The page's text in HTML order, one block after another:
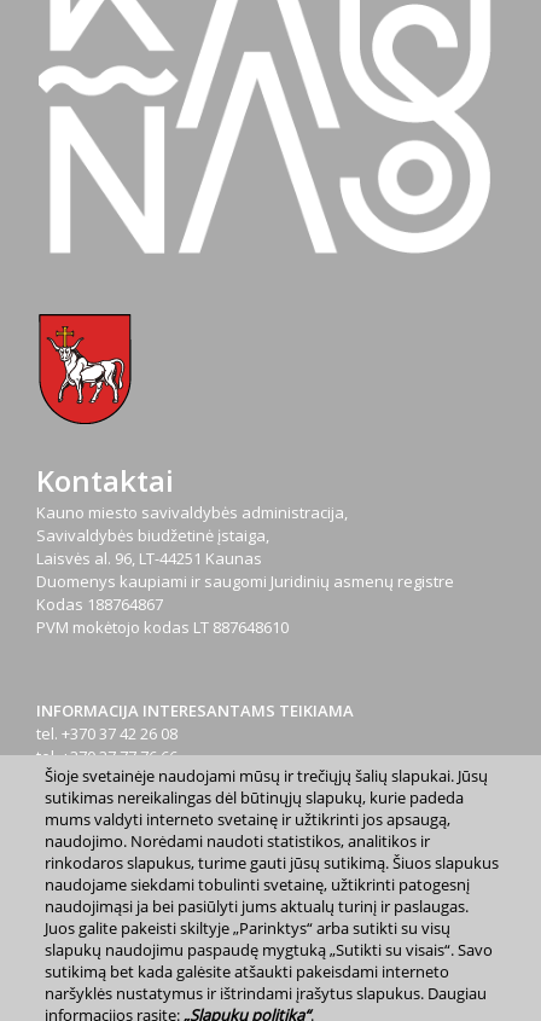
Kontaktai
Kauno miesto savivaldybės administracija,
Savivaldybės biudžetinė įstaiga,
Laisvės al. 96, LT-44251 Kaunas
Duomenys kaupiami ir saugomi Juridinių asmenų registre
Kodas 188764867
PVM mokėtojo kodas LT 887648610
INFORMACIJA INTERESANTAMS TEIKIAMA
tel. +370 37 42 26 08
tel. +370 37 77 76 66
tel. +370 660 07000
el. p.info@kaunas.lt
2023 m. Kauno miesto savivaldybė. Kopijuoti ir platinti
www.kaunas.lt skelbiamą informaciją be autorių sutikimo draudžiama.
Svetainės žemėlapis »
Šioje svetainėje naudojami mūsų ir trečiųjų šalių slapukai. Jūsų
sutikimas nereikalingas dėl būtinųjų slapukų, kurie padeda
mums valdyti interneto svetainę ir užtikrinti jos apsaugą,
naudojimo. Norėdami naudoti statistikos, analitikos ir
rinkodaros slapukus, turime gauti jūsų sutikimą. Šiuos slapukus
naudojame siekdami tobulinti svetainę, užtikrinti patogesnį
naudojimąsi ja bei pasiūlyti jums aktualų turinį ir paslaugas.
Juos galite pakeisti skiltyje „Parinktys“ arba sutikti su visų
slapukų naudojimu paspaudę mygtuką „Sutikti su visais“. Savo
sutikimą bet kada galėsite atšaukti pakeisdami interneto
naršyklės nustatymus ir ištrindami įrašytus slapukus. Daugiau
informacijos rasite:„Slapukų politika“.